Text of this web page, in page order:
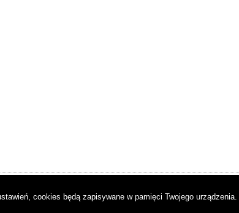
cookies będą zapisywane w pamięci Twojego urządzenia.